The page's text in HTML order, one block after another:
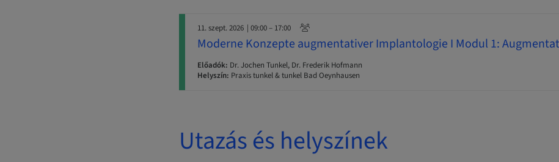
11. szept. 2026 | 09:00 – 17:00
Moderne Konzepte augmentativer Implantologie I Modul 1:
Előadók: Dr. Jochen Tunkel, Dr. Frederik Hofmann
Helyszín: Praxis tunkel & tunkel Bad Oeynhausen
Utazás és helyszínek